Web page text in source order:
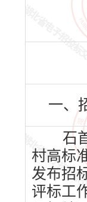
一、
石
村高标
发布招
评标工